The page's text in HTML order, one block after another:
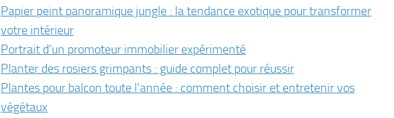
Papier peint panoramique jungle : la tendance exotique pour transformer
votre intérieur
Portrait d'un promoteur immobilier expérimenté
Planter des rosiers grimpants : guide complet pour réussir
Plantes pour balcon toute l'année : comment choisir et entretenir vos
végétaux